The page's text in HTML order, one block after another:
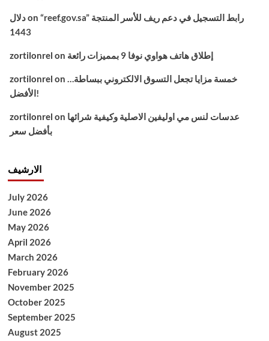
دلالon “reef.gov.sa” رابط التسجيل في دعم ريف للأسر المنتجة
1443
zortilonrel on إطلاق هاتف هواوي نوفا 9 بمميزات رائعة
zortilonrel on خمسة مزايا تجعل التسوق الالكتروني ببساطة…
الأفضل!
zortilonrel on عدسات لنس مي اوليفين الاصلية وكيفية شرائها
بأفضل سعر
الارشيف
July 2026
June 2026
May 2026
April 2026
March 2026
February 2026
November 2025
October 2025
September 2025
August 2025